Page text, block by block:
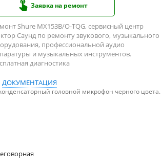
Заявка на ремонт
Shure MX153B/O-TQG, сервисный центр
Саунд по ремонту звукового, музыкального
профессиональной аудио
и музыкальных инструментов.
диагностика
ДОКУМЕНТАЦИЯ
головной микрофон черного цвета.